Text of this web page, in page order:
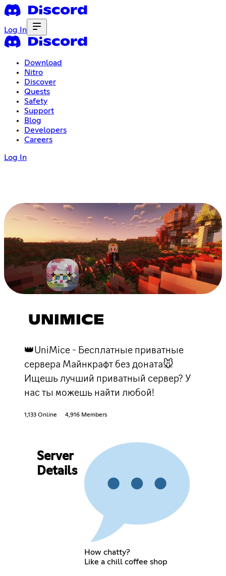
Log In
Download
Nitro
Discover
Quests
Safety
Support
Blog
Developers
Careers
Log In
UNIMICE
👑UniMice - Бесплатные приватные
сервера Майнкрафт без доната🐭
Ищешь лучший приватный сервер? У
нас ты можешь найти любой!
1,133 Online 4,916 Members
Server
Details
How chatty?
Like a chill coffee shop